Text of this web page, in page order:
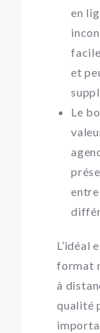
en
et
Le
L’idéal
format
à
qualité